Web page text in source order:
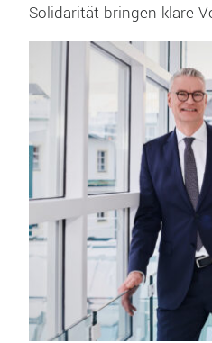
Solidarität bringen klare